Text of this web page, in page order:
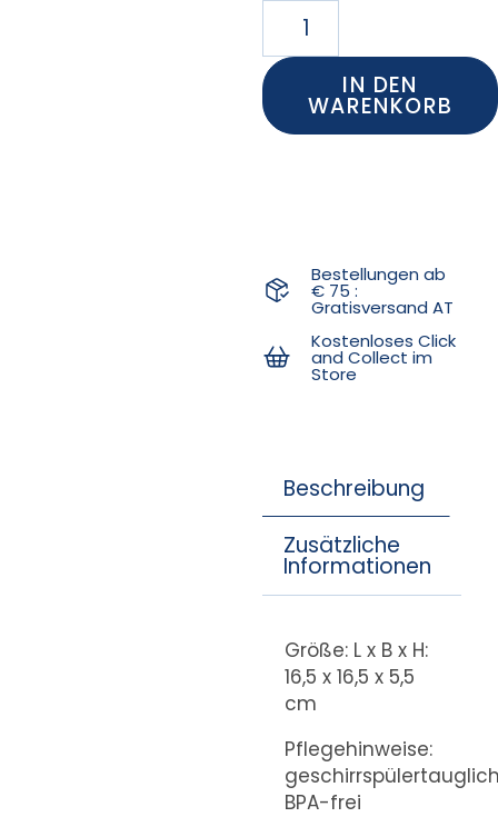
IN DEN
WARENKORB
Bestellungen ab
€ 75 :
Gratisversand AT
Kostenloses Click
and Collect im
Store
Beschreibung
Zusätzliche
Informationen
Größe: L x B x H:
16,5 x 16,5 x 5,5
cm
Pflegehinweise:
BPA-frei